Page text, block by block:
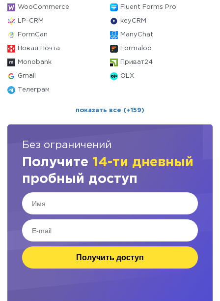
WooCommerce Fluent Forms Pro
LP-CRM keyCRM
FormCan ManyChat
Новая Почта Formaloo
Monobank Приват24
Gmail OLX
Телеграм
показать все (+159)
Без ограничений
Получите 14-ти дневный
пробный доступ
Получить доступ